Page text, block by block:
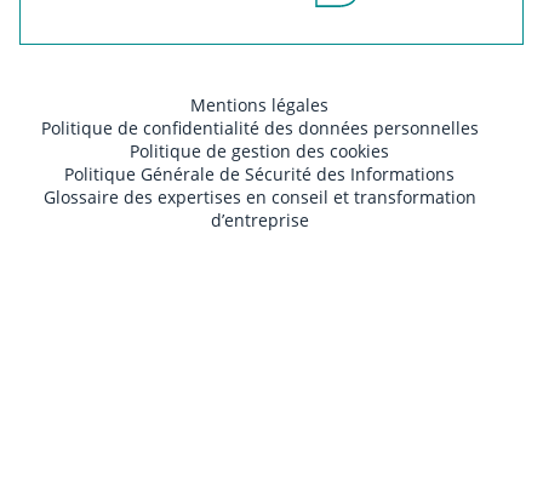
Mentions légales
Politique de confidentialité des données personnelles
Politique de gestion des cookies
Politique Générale de Sécurité des Informations
Glossaire des expertises en conseil et transformation
d’entreprise